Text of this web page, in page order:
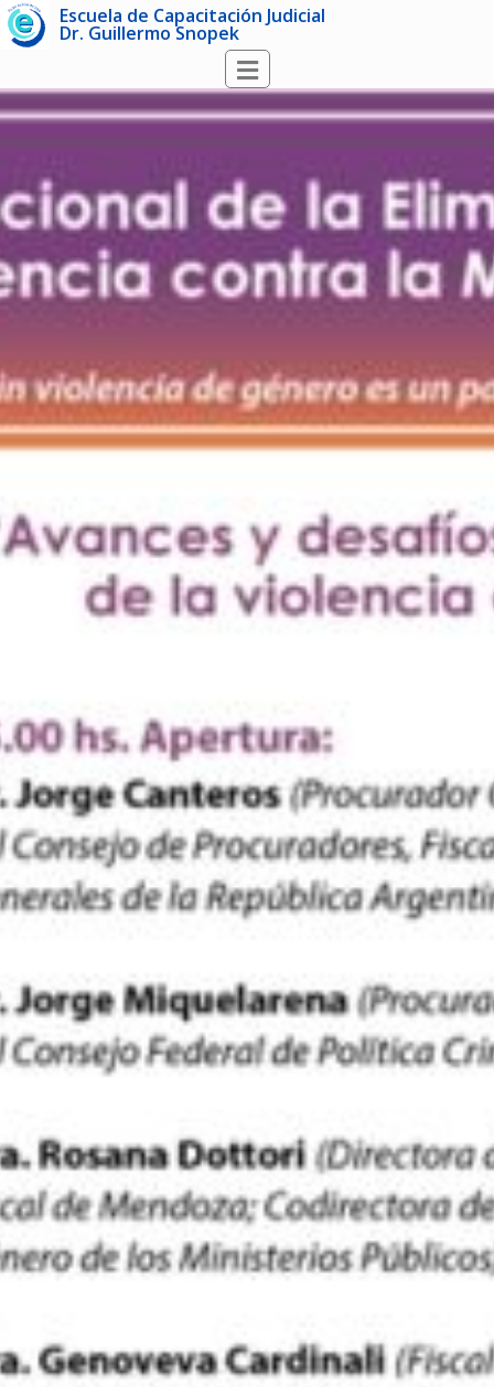
Escuela de Capacitación Judicial
Dr. Guillermo Snopek